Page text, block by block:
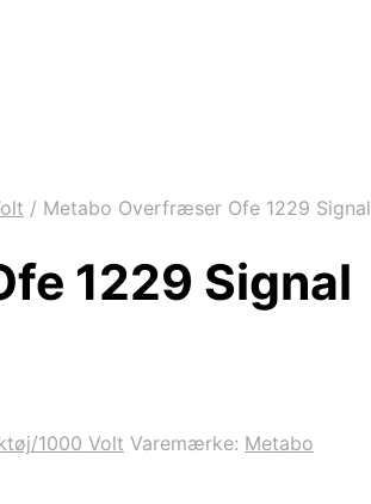
/ Metabo Overfræser Ofe 1229 Signal
1229 Signal
1000 Volt Varemærke: Metabo